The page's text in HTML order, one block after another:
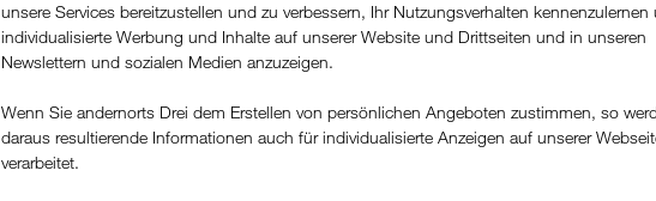
5G Speed 200 +
10GB
Geschwindigkeitsupgrade für
Ihren Tarif je nach
Verfügbarkeit: 5G und 4G mit
5G Speed 500 +
Unlimited GB
Geschwindigkeitsupgrade für
Ihren Tarif je nach
unsere Services bereitzustellen und zu verbessern, Ihr Nutzungsverhalten kennenzulernen
individualisierte Werbung und Inhalte auf unserer Website und Drittseiten und in unseren
Newslettern und sozialen Medien anzuzeigen.
Wenn Sie andernorts Drei dem Erstellen von persönlichen Angeboten zustimmen, so
daraus resultierende Informationen auch für individualisierte Anzeigen auf unserer
verarbeitet.